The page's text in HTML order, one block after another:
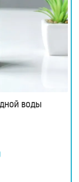
воды